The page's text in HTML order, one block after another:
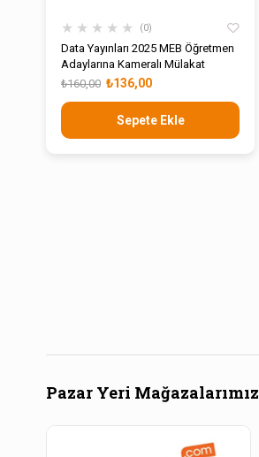
★ ★ ★ ★ ★ 0
Data Yayınları 2025 MEB Öğretmen
Adaylarına Kameralı Mülakat
₺136,00
₺160,00
Sepete Ekle
Pazar Yeri Mağazalarımız